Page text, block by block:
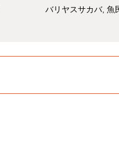
バリヤスサカバ 魚